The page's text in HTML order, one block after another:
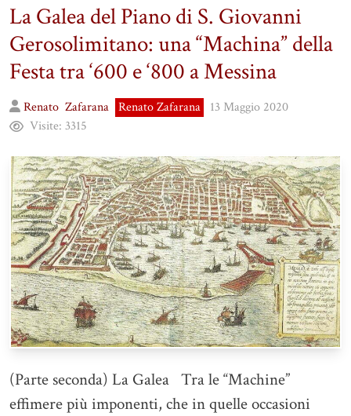
La Galea del Piano di S. Giovanni
Gerosolimitano: una “Machina” della
Festa tra ‘600 e ‘800 a Messina
Renato Zafarana Renato Zafarana
13 Maggio 2020
Visite: 3315
(Parte seconda) La Galea Tra le “Machine”
effimere più imponenti, che in quelle occasioni